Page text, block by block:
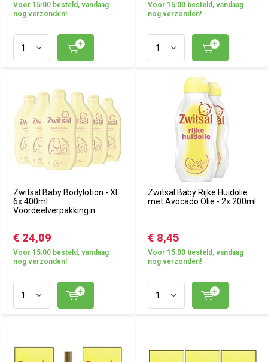
Voor 15:00 besteld, vandaag
nog verzonden!
Voor 15:00 besteld, vandaag
nog verzonden!
Zwitsal Baby Bodylotion - XL
6x 400ml
Voordeelverpakking n
€ 24,09
Voor 15:00 besteld, vandaag
nog verzonden!
Zwitsal Baby Rijke Huidolie
met Avocado Olie - 2x 200ml
€ 8,45
Voor 15:00 besteld, vandaag
nog verzonden!